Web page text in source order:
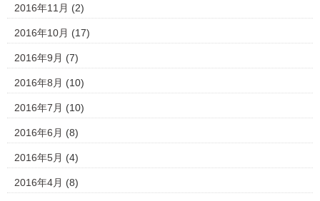
2016年11月 (2)
2016年10月 (17)
2016年9月 (7)
2016年8月 (10)
2016年7月 (10)
2016年6月 (8)
2016年5月 (4)
2016年4月 (8)